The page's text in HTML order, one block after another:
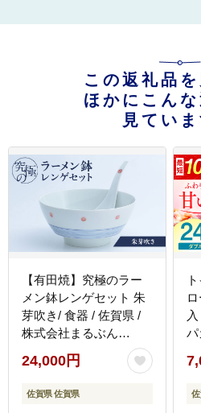
この返礼品
ほかにこん
見ていま
【有田焼】究極のラー
メン鉢レンゲセット 朱
芽吹き/ 食器 / 佐賀県 /
株式会社まるぶん
[41APCD017]
24,000円
佐賀県 佐賀県
パ